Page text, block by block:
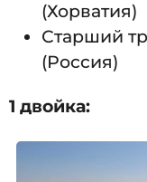
(Хорватия)
Старший
(Россия)
1 двойка: